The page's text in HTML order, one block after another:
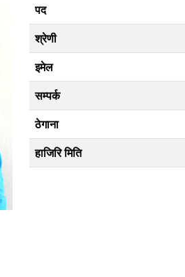
पद
श्रेणी
इमेल
सम्पर्क
ठेगाना
हाजिरि मिति